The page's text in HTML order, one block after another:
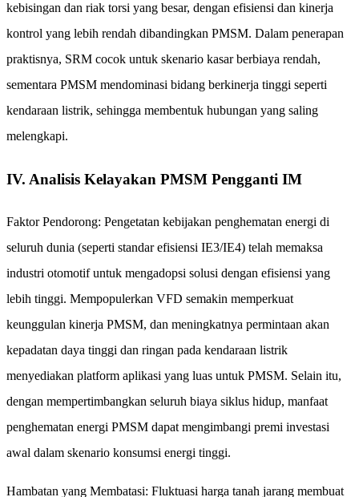
kebisingan dan riak torsi yang besar, dengan efisiensi dan kinerja
kontrol yang lebih rendah dibandingkan PMSM. Dalam penerapan
praktisnya, SRM cocok untuk skenario kasar berbiaya rendah,
sementara PMSM mendominasi bidang berkinerja tinggi seperti
kendaraan listrik, sehingga membentuk hubungan yang saling
melengkapi.
IV. Analisis Kelayakan PMSM Pengganti IM
Faktor Pendorong: Pengetatan kebijakan penghematan energi di
seluruh dunia (seperti standar efisiensi IE3/IE4) telah memaksa
industri otomotif untuk mengadopsi solusi dengan efisiensi yang
lebih tinggi. Mempopulerkan VFD semakin memperkuat
keunggulan kinerja PMSM, dan meningkatnya permintaan akan
kepadatan daya tinggi dan ringan pada kendaraan listrik
menyediakan platform aplikasi yang luas untuk PMSM. Selain itu,
dengan mempertimbangkan seluruh biaya siklus hidup, manfaat
penghematan energi PMSM dapat mengimbangi premi investasi
awal dalam skenario konsumsi energi tinggi.
Hambatan yang Membatasi: Fluktuasi harga tanah jarang membuat